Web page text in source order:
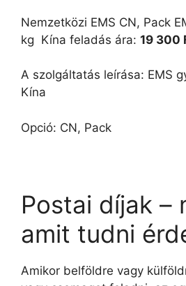
Nemzetközi EMS CN, Pack
kg  Kína feladás ára: 19 300
A szolgáltatás leírása: EMS
Kína
Opció: CN, Pack
Postai díjak –
amit tudni
Amikor belföldre vagy